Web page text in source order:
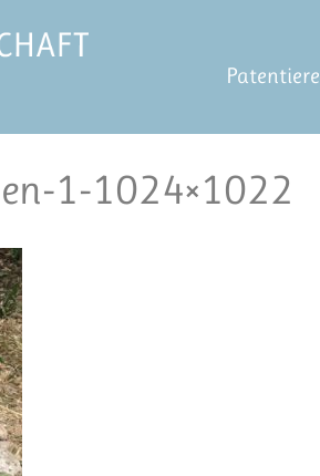
Patentiere
1-1024×1022